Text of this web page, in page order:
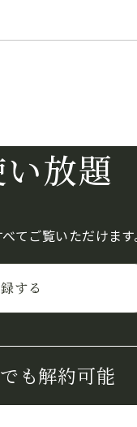
放題
てご覧いただけま
する
も解約可能